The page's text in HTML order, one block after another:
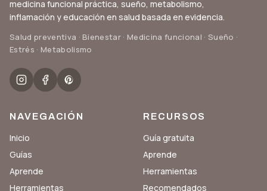
medicina funcional práctica, sueño, metabolismo,
inflamación y educación en salud basada en evidencia.
Salud preventiva · Bienestar · Medicina funcional · Sueño ·
Estrés · Metabolismo
NAVEGACIÓN
Inicio
Guías
Aprende
Herramientas
RECURSOS
Guía gratuita
Aprende
Herramientas
Recomendados